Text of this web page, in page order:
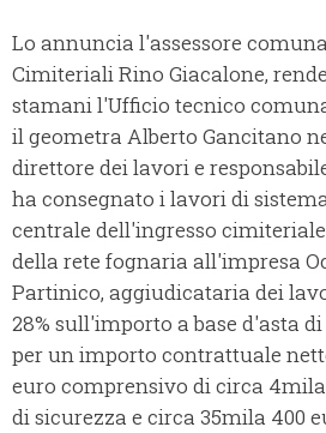
Lo annuncia l'assessore
Cimiteriali Rino Giacalone,
stamani l'Ufficio tecnico
il geometra Alberto Gancitano
direttore dei lavori e
ha consegnato i lavori di
centrale dell'ingresso
della rete fognaria all'impresa
Partinico, aggiudicataria dei
28% sull'importo a base d'asta
per un importo contrattuale
euro comprensivo di circa
di sicurezza e circa 35mila 400